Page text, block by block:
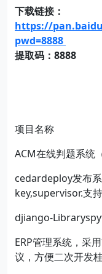
下载链接：
https://
pwd=8888
提取码：8888
项目名称
ACM在线判题系统
cedardeploy发布
key,supervisor.支
djiango-
ERP管理系统，采
议，方便二次开发